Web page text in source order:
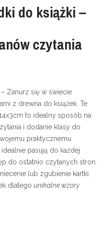
do książki –
czytania
– Zanurz się w świecie
z drewna do książek. Te
to idealny sposób na
i dodanie klasy do
praktycznemu
idealnie pasują do każdej
do ostatnio czytanych stron.
lub zgubienie kartki.
dlatego unikalne wzory